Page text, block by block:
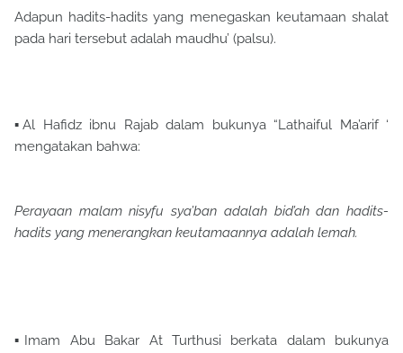
Adapun hadits-hadits yang menegaskan keutamaan shalat
pada hari tersebut adalah maudhu’ (palsu).
▪Al Hafidz ibnu Rajab dalam bukunya “Lathaiful Ma’arif ‘
mengatakan bahwa:
Perayaan malam nisyfu sya’ban adalah bid’ah dan hadits-
hadits yang menerangkan keutamaannya adalah lemah.
▪Imam Abu Bakar At Turthusi berkata dalam bukunya